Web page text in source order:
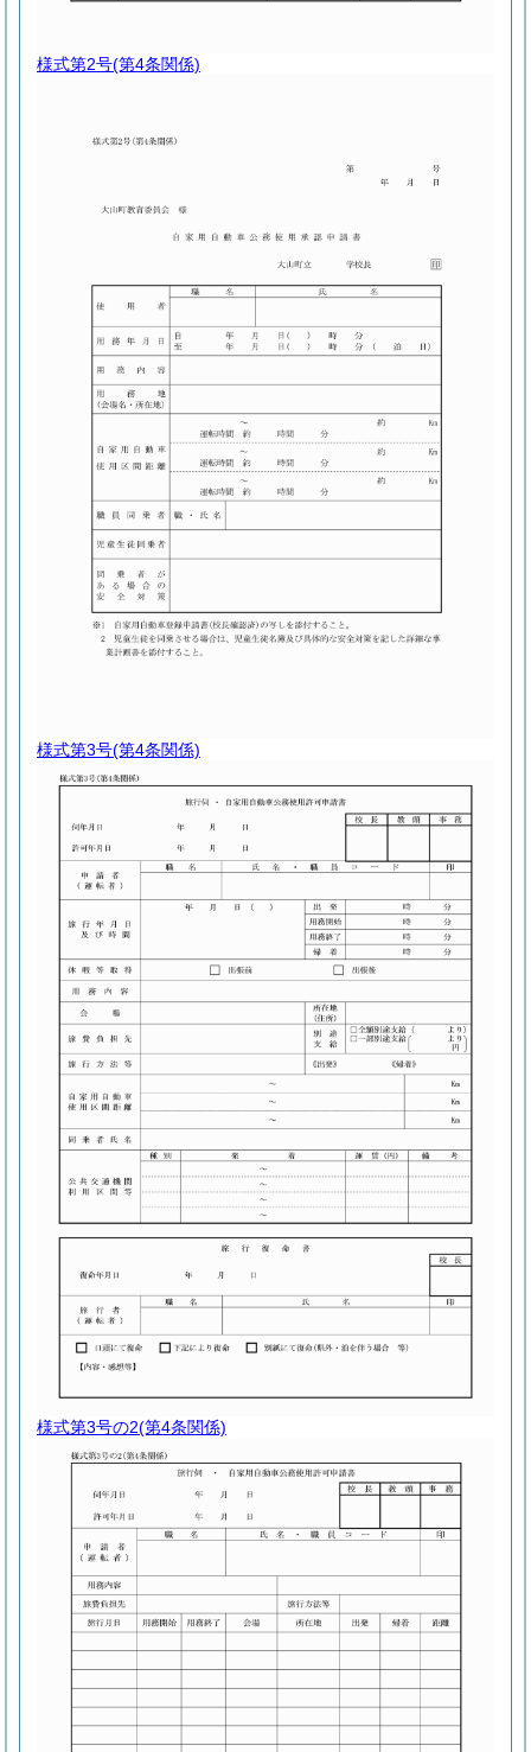
様式第2号(第4条関係)
様式第3号(第4条関係)
様式第3号の2(第4条関係)